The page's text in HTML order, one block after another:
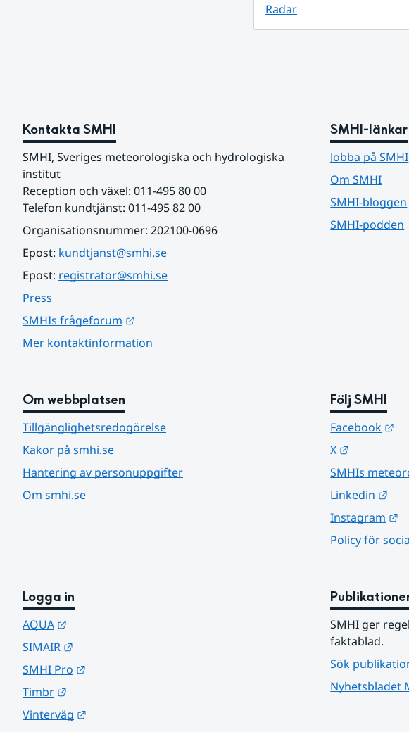
Radar
Kontakta SMHI
SMHI, Sveriges meteorologiska och hydrologiska
institut
Reception och växel: 011-495 80 00
Telefon kundtjänst: 011-495 82 00
Organisationsnummer: 202100-0696
Epost: kundtjanst@smhi.se
Epost: registrator@smhi.se
Press
SMHIs frågeforum
Mer kontaktinformation
SMHI-länkar
Jobba på SMHI
Om SMHI
SMHI-bloggen
SMHI-podden
Om webbplatsen
Tillgänglighetsredogörelse
Kakor på smhi.se
Hantering av personuppgifter
Om smhi.se
Följ SMHI
Facebook
X
SMHIs
Linkedin
Instagram
Policy för
Logga in
AQUA
SIMAIR
SMHI Pro
Timbr
Vinterväg
SMHI ger
faktablad.
Sök
Nyhetsbladet